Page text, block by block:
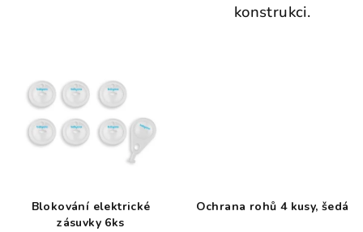
konstrukci.
Blokování elektrické
zásuvky 6ks
Ochrana rohů 4 kusy, šedá